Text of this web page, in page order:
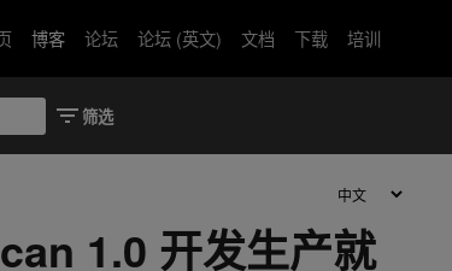
博客 论坛 论坛 (英文) 文档 下载 培训
1.0 开发生产就